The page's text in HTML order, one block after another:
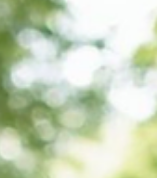
Problem zu lösen, bevor du überhaupt merkst, dass
es eins gibt. Wenn Vitamine ein Gebäude wären,
Vitamin C nicht nur Glühbirnen wechseln. Es würde
Rohre abdichten, die Alarmanlage check